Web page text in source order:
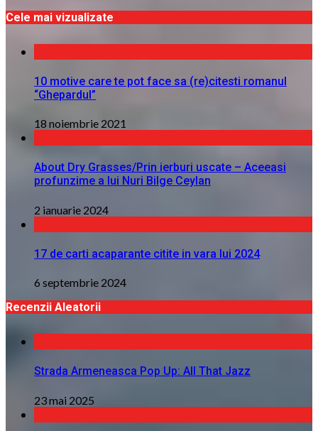
Cele mai vizualizate
10 motive care te pot face sa (re)citesti romanul
“Ghepardul”
18 noiembrie 2021
About Dry Grasses/Prin ierburi uscate – Aceeasi
profunzime a lui Nuri Bilge Ceylan
2 ianuarie 2024
17 de carti acaparante citite in vara lui 2024
6 septembrie 2024
Recenzii Aleatorii
Strada Armeneasca Pop Up: All That Jazz
23 mai 2025